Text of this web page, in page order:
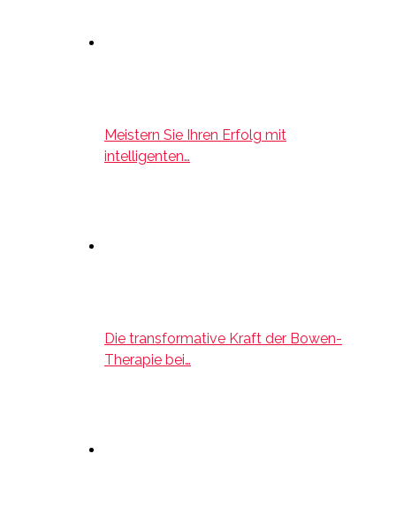
Meistern Sie Ihren Erfolg mit
intelligenten…
Die transformative Kraft der Bowen-
Therapie bei…